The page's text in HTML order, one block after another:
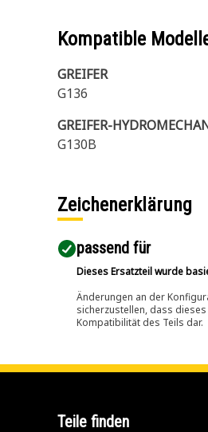
Kompatible
GREIFER
G136
GREIFER-
G130B
Zeichenerklärung
passend für​
Dieses Ersatzteil wurde
Änderungen an der
sicherzustellen, dass
Kompatibilität des Teils dar.
Teile finden